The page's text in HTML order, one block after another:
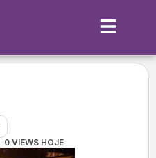
0 VIEWS HOJE